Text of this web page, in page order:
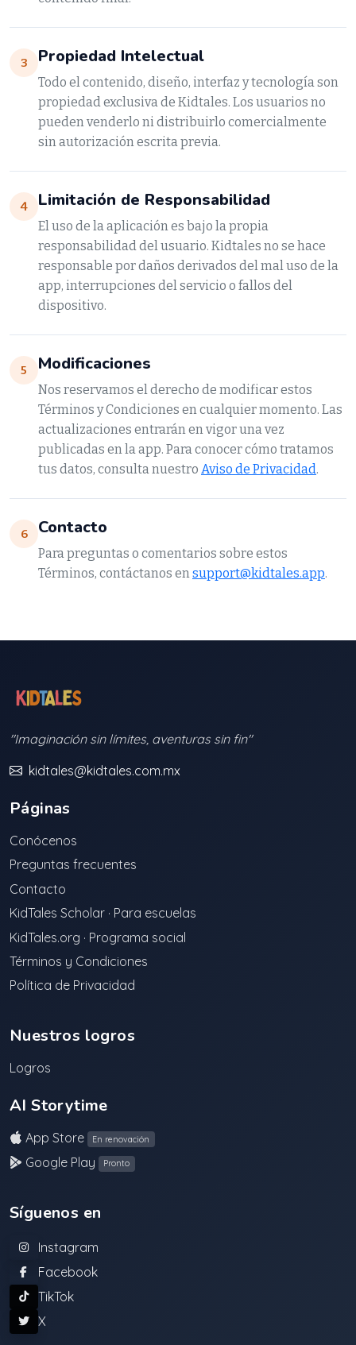
3 Propiedad Intelectual
Todo el contenido, diseño, interfaz y tecnología son
propiedad exclusiva de Kidtales. Los usuarios no
pueden venderlo ni distribuirlo comercialmente
sin autorización escrita previa.
4 Limitación de Responsabilidad
El uso de la aplicación es bajo la propia
responsabilidad del usuario. Kidtales no se hace
responsable por daños derivados del mal uso de la
app, interrupciones del servicio o fallos del
dispositivo.
5 Modificaciones
Nos reservamos el derecho de modificar estos
Términos y Condiciones en cualquier momento. Las
actualizaciones entrarán en vigor una vez
publicadas en la app. Para conocer cómo tratamos
tus datos, consulta nuestro Aviso de Privacidad.
6 Contacto
Para preguntas o comentarios sobre estos
Términos, contáctanos ensupport@kidtales.app.
"Imaginación sin límites, aventuras sin fin"
kidtales@kidtales.com.mx
Páginas
Conócenos
Preguntas frecuentes
Contacto
KidTales Scholar · Para escuelas
KidTales.org · Programa social
Términos y Condiciones
Política de Privacidad
Nuestros logros
Logros
AI Storytime
App Store En renovación
Google Play Pronto
Síguenos en
Instagram
Facebook
TikTok
X